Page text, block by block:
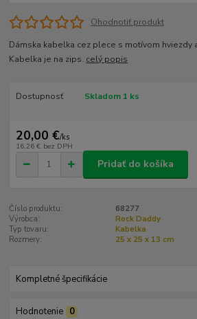
Ohodnotiť produkt
Dámska kabelka cez plece s motívom hviezdy
Kabelka je na zips. celý popis
Dostupnosť Skladom 1 ks
20,00 €/ks
16,26 € bez DPH
Pridať do košíka
Číslo produktu:
68277
Výrobca:
Rock Daddy
Typ tovaru:
Kabelka
Rozmery:
25 x 25 x 13 cm
Kompletné špecifikácie
Hodnotenie 0